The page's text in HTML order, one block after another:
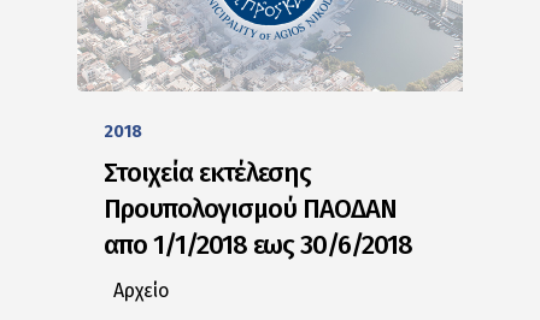
2018
Στοιχεία εκτέλεσης
Προυπολογισμού ΠΑΟΔΑΝ
απο 1/1/2018 εως 30/6/2018
Αρχείο